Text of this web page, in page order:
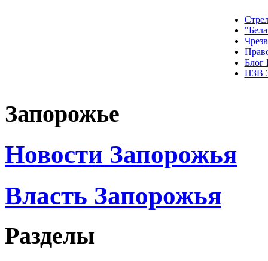
Блог
ПЗВ
Запорожье
Новости Запорожья
Власть Запорожья
Разделы